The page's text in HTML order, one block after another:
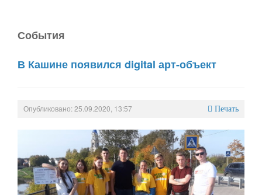
События
В Кашине появился digital арт-объект
Опубликовано: 25.09.2020, 13:57 Печать